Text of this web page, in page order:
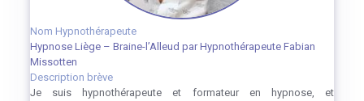
Nom Hypnothérapeute
Hypnose Liège – Braine-l’Alleud par Hypnothérapeute Fabian
Missotten
Description brève
Je suis hypnothérapeute et formateur en hypnose, et